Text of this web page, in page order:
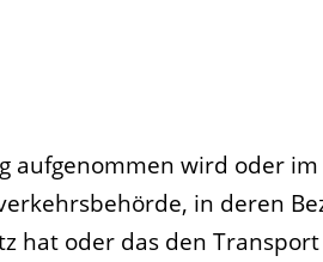
aufgenommen wird oder
in deren
hat oder das den